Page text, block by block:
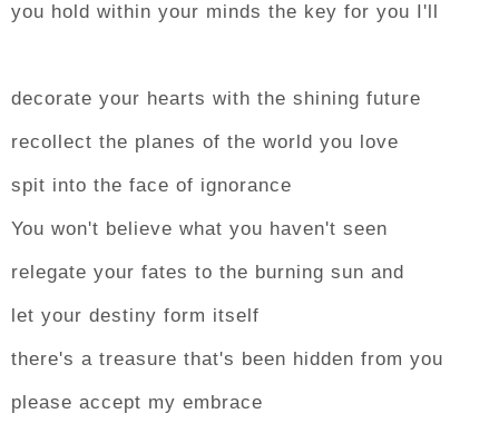
you hold within your minds the key for you I'll
decorate your hearts with the shining future
recollect the planes of the world you love
spit into the face of ignorance
You won't believe what you haven't seen
relegate your fates to the burning sun and
let your destiny form itself
there's a treasure that's been hidden from you
please accept my embrace